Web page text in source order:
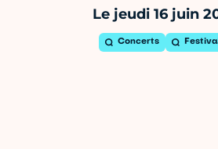
Le jeudi 16 juin
Concerts